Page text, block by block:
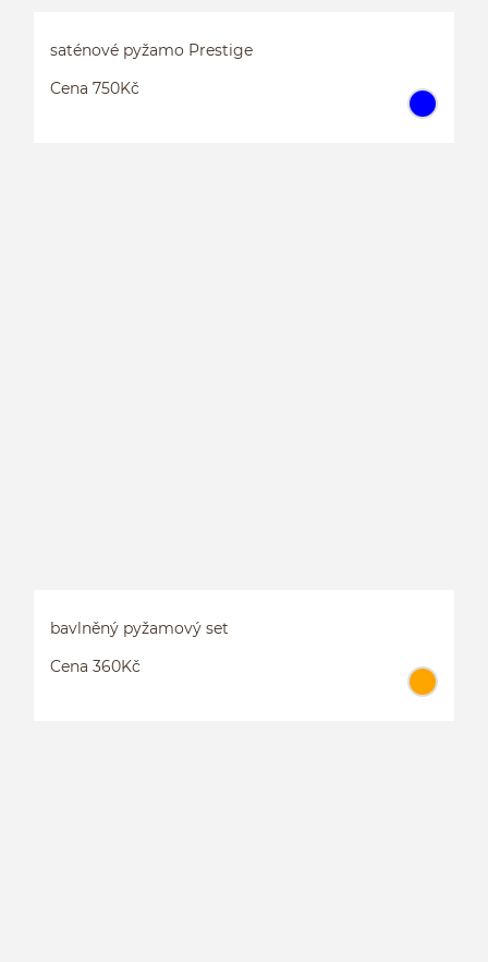
saténové pyžamo Prestige
Cena 750Kč
bavlněný pyžamový set
Cena 360Kč